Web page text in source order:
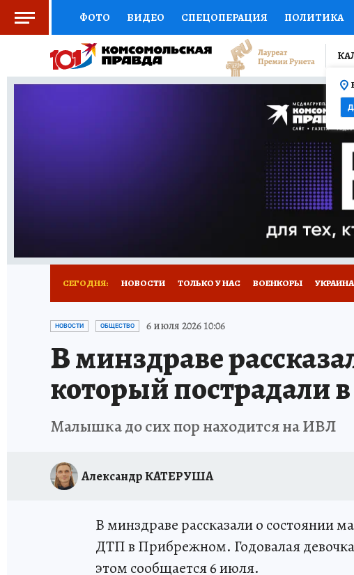
ФОТО ВИДЕО СПЕЦОПЕРАЦИЯ ПОЛИТИКА
СОЦПОДДЕРЖКА НАУКА СПОРТ
ВЫБОР ЭКСПЕРТОВ ДОКТОР ФИНАНСЫ
ПРОГНОЗЫ НА СПОРТ
ТЕЛЕВИЗОР
НОВОЕ НА САЙТЕ
СЕГОДНЯ: НОВОСТИ ТОЛЬКО У НАС ВОЕНКОРЫ
ИСПЫТАНО НА СЕБЕ
НОВОСТИ ОБЩЕСТВО 6 июля 2026 10:06
В минздраве
который
Малышка до сих пор находится на ИВЛ
Александр КАТЕРУША
В минздраве рассказали о состоянии
ДТП в Прибрежном. Годовалая
этом сообщается 6 июля.